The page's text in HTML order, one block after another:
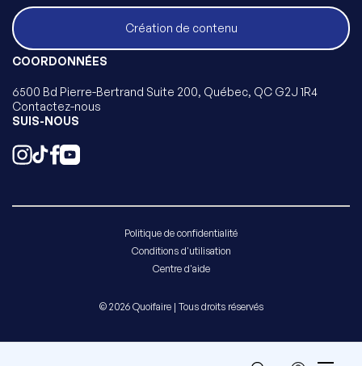
Création de contenu
COORDONNÉES
6500 Bd Pierre-Bertrand Suite 200, Québec, QC G2J 1R4
Contactez-nous
SUIS-NOUS
Politique de confidentialité
Conditions d'utilisation
Centre d'aide
© 2026 Quoifaire | Tous droits réservés